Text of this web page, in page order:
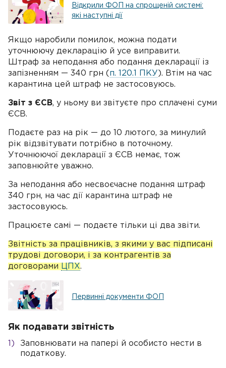
Відкрили ФОП на спрощеній системі:
які наступні дії
Якщо наробили помилок, можна подати
уточнюючу декларацію й усе виправити.
Штраф за неподання або подання декларації із
запізненням — 340 грн ( п. 120.1 ПКУ ). Втім на час
карантина цей штраф не застосовуюсь.
Звіт з ЄСВ, у ньому ви звітуєте про сплачені суми
ЄСВ.
Подаєте раз на рік — до 10 лютого, за минулий
рік відзвітувати потрібно в поточному.
Уточнюючої декларації з ЄСВ немає, тож
заповнюйте уважно.
За неподання або несвоєчасне подання штраф
340 грн, на час дії карантина штраф не
застосовуюсь.
Працюєте самі — подаєте тільки ці два звіти.
Звітність за працівників, з якими у вас підписані
трудові договори, і за контрагентів за
договорами ЦПХ.
Первинні документи ФОП
Як подавати звітність
Заповнювати на папері й особисто нести в
податкову.